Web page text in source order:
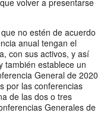
volver a presentarse
no estén de acuerdo
anual tengan el
con sus activos, y así
también establece un
General de 2020
por las conferencias
de las dos o tres
Generales de